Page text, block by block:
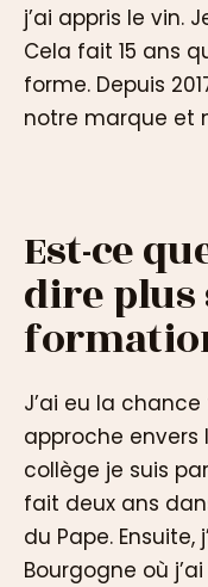
j’ai appris le vin.
Cela fait 15 ans
forme. Depuis
notre marque et
Est-ce
dire plus
J’ai eu la
approche envers
collège je suis
fait deux ans
du Pape.
Bourgogne où